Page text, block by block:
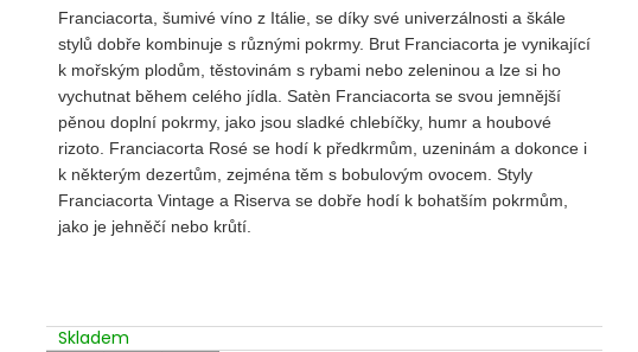
Franciacorta, šumivé víno z Itálie, se díky své univerzálnosti a škále
stylů dobře kombinuje s různými pokrmy. Brut Franciacorta je vynikající
k mořským plodům, těstovinám s rybami nebo zeleninou a lze si ho
vychutnat během celého jídla. Satèn Franciacorta se svou jemnější
pěnou doplní pokrmy, jako jsou sladké chlebíčky, humr a houbové
rizoto. Franciacorta Rosé se hodí k předkrmům, uzeninám a dokonce i
k některým dezertům, zejména těm s bobulovým ovocem. Styly
Franciacorta Vintage a Riserva se dobře hodí k bohatším pokrmům,
jako je jehněčí nebo krůtí.
Skladem